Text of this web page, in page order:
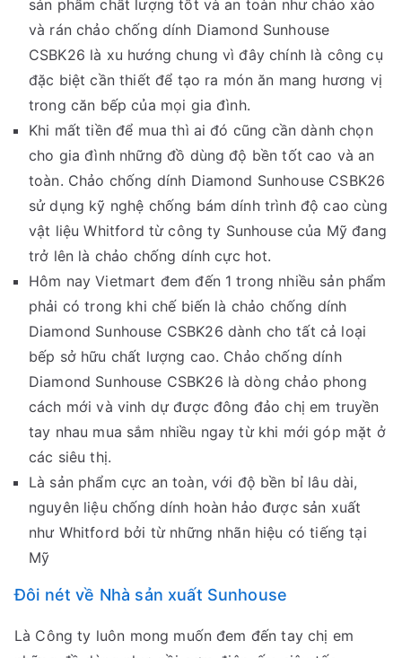
sản phẩm chất lượng tốt và an toàn như chảo xào
và rán chảo chống dính Diamond Sunhouse
CSBK26 là xu hướng chung vì đây chính là công cụ
đặc biệt cần thiết để tạo ra món ăn mang hương vị
trong căn bếp của mọi gia đình.
Khi mất tiền để mua thì ai đó cũng cần dành chọn
cho gia đình những đồ dùng độ bền tốt cao và an
toàn. Chảo chống dính Diamond Sunhouse CSBK26
sử dụng kỹ nghệ chống bám dính trình độ cao cùng
vật liệu Whitford từ công ty Sunhouse của Mỹ đang
trở lên là chảo chống dính cực hot.
Hôm nay Vietmart đem đến 1 trong nhiều sản phẩm
phải có trong khi chế biến là chảo chống dính
Diamond Sunhouse CSBK26 dành cho tất cả loại
bếp sở hữu chất lượng cao. Chảo chống dính
Diamond Sunhouse CSBK26 là dòng chảo phong
cách mới và vinh dự được đông đảo chị em truyền
tay nhau mua sắm nhiều ngay từ khi mới góp mặt ở
các siêu thị.
Là sản phẩm cực an toàn, với độ bền bỉ lâu dài,
nguyên liệu chống dính hoàn hảo được sản xuất
như Whitford bởi từ những nhãn hiệu có tiếng tại
Mỹ
Đôi nét về Nhà sản xuất Sunhouse
Là Công ty luôn mong muốn đem đến tay chị em